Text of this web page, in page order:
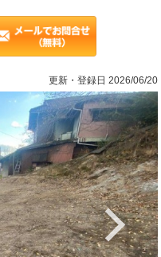
更新・登録日 2026/06/20